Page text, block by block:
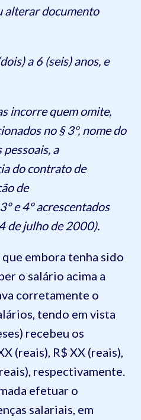
alterar documento
a 6 (seis) anos, e
incorre quem omite,
no § 3º, nome do
pessoais, a
do contrato de
de
e 4º acrescentados
de julho de 2000).
embora tenha sido
o salário acima a
corretamente o
tendo em vista
recebeu os
(reais), R$ XX (reais),
respectivamente.
efetuar o
salariais, em